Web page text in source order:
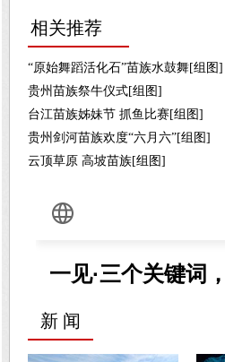
相关推荐
“原始舞蹈活化石”苗族水鼓舞[组图]
贵州苗族祭牛仪式[组图]
台江苗族姊妹节 抓鱼比赛[组图]
贵州剑河苗族欢度“六月六”[组图]
云顶草原 高坡苗族[组图]